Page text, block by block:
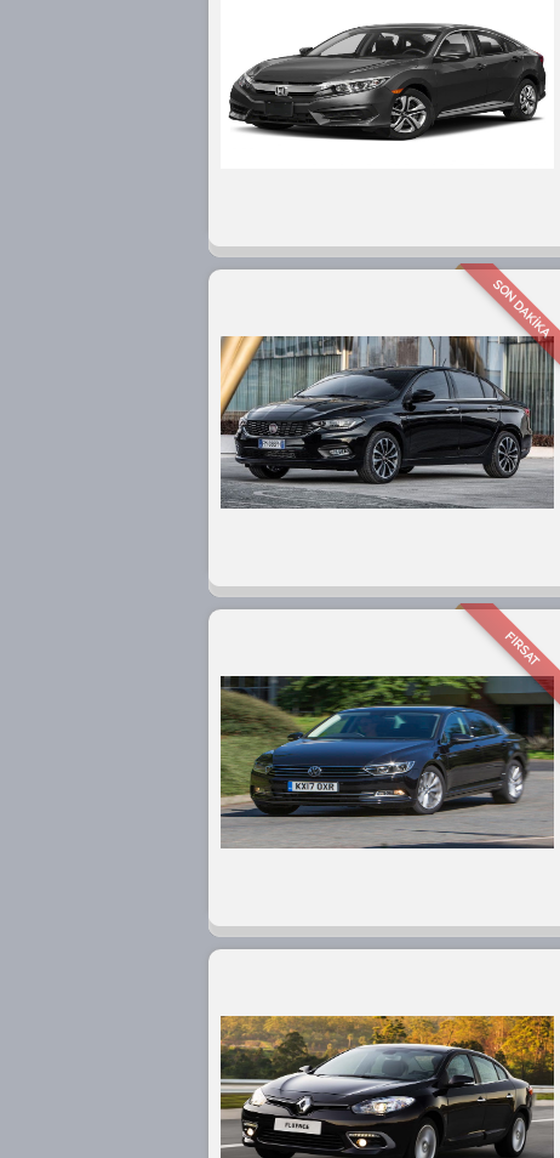
SON DAKİKA
FIRSAT